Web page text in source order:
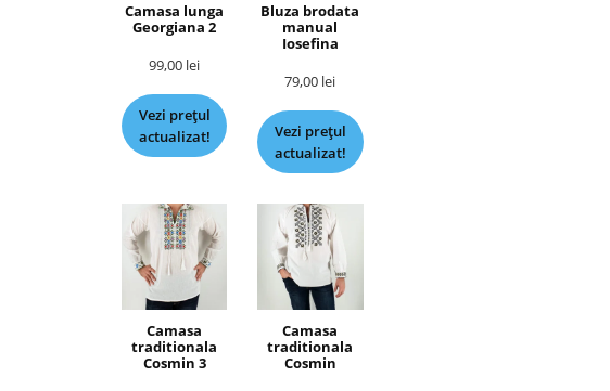
Camasa lunga
Georgiana 2
99,00 lei
Vezi prețul
actualizat!
Bluza brodata
manual
Iosefina
79,00 lei
Vezi prețul
actualizat!
Camasa
traditionala
Cosmin 3
Camasa
traditionala
Cosmin